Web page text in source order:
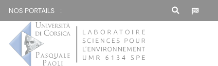
NOS PORTAILS :